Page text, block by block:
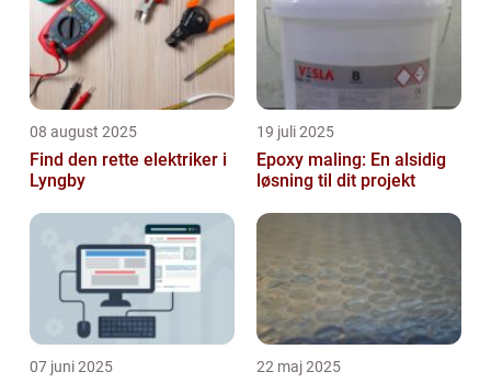
08 august 2025
Find den rette elektriker i
Lyngby
19 juli 2025
Epoxy maling: En alsidig
løsning til dit projekt
07 juni 2025 22 maj 2025